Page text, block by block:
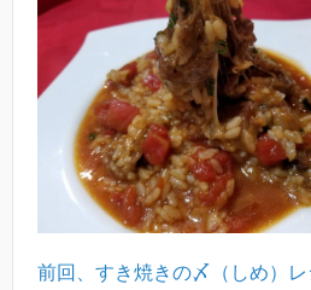
前回、すき焼きの〆（しめ）